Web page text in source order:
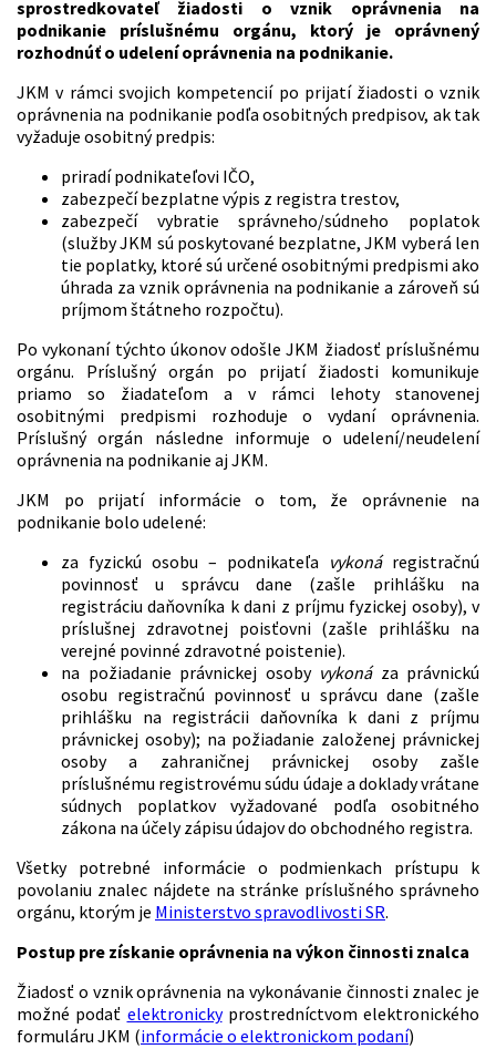
sprostredkovateľ žiadosti o vznik oprávnenia na
podnikanie príslušnému orgánu, ktorý je oprávnený
rozhodnúť o udelení oprávnenia na podnikanie.
JKM v rámci svojich kompetencií po prijatí žiadosti o vznik
oprávnenia na podnikanie podľa osobitných predpisov, ak tak
vyžaduje osobitný predpis:
priradí podnikateľovi IČO,
zabezpečí bezplatne výpis z registra trestov,
zabezpečí vybratie správneho/súdneho poplatok
(služby JKM sú poskytované bezplatne, JKM vyberá len
tie poplatky, ktoré sú určené osobitnými predpismi ako
úhrada za vznik oprávnenia na podnikanie a zároveň sú
príjmom štátneho rozpočtu).
Po vykonaní týchto úkonov odošle JKM žiadosť príslušnému
orgánu. Príslušný orgán po prijatí žiadosti komunikuje
priamo so žiadateľom a v rámci lehoty stanovenej
osobitnými predpismi rozhoduje o vydaní oprávnenia.
Príslušný orgán následne informuje o udelení/neudelení
oprávnenia na podnikanie aj JKM.
JKM po prijatí informácie o tom, že oprávnenie na
podnikanie bolo udelené:
za fyzickú osobu – podnikateľa vykonáregistračnú
povinnosť u správcu dane (zašle prihlášku na
registráciu daňovníka k dani z príjmu fyzickej osoby), v
príslušnej zdravotnej poisťovni (zašle prihlášku na
verejné povinné zdravotné poistenie).
na požiadanie právnickej osoby vykonáza právnickú
osobu registračnú povinnosť u správcu dane (zašle
prihlášku na registrácii daňovníka k dani z príjmu
právnickej osoby); na požiadanie založenej právnickej
osoby a zahraničnej právnickej osoby zašle
príslušnému registrovému súdu údaje a doklady vrátane
súdnych poplatkov vyžadované podľa osobitného
zákona na účely zápisu údajov do obchodného registra.
Všetky potrebné informácie o podmienkach prístupu k
povolaniu znalec nájdete na stránke príslušného správneho
orgánu, ktorým je Ministerstvo spravodlivosti SR.
Postup pre získanie oprávnenia na výkon činnosti znalca
Žiadosť o vznik oprávnenia na vykonávanie činnosti znalec je
možné podať elektronickyprostredníctvom elektronického
formuláru JKM (informácie o elektronickom podaní)